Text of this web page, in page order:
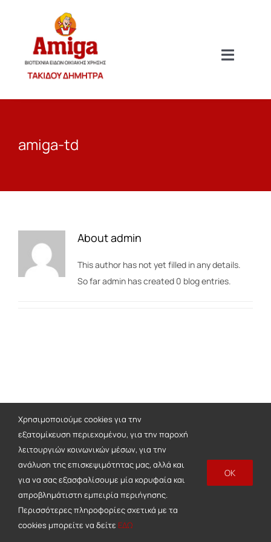
περιεχόμενο
Toggle
Amiga
Σχετικά με Εμάς
Επικοινωνία
amiga-td
Aboutadmin
This author has not yet filled in any details.
So far admin has created 0 blog entries.
Χρησιμοποιούμε cookies για την
εξατομίκευση περιεχομένου, για την παροχή
λειτουργιών κοινωνικών μέσων, για την
ανάλυση της επισκεψιμότητας μας, αλλά και
για να σας εξασφαλίσουμε μία κορυφαία και
απροβλημάτιστη εμπειρία περιήγησης.
Περισσότερες πληροφορίες σχετικά με τα
cookies μπορείτε να δείτε ΕΔΩ
OK